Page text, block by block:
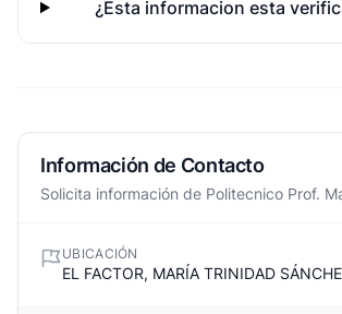
¿Esta informacion esta
Información de Contacto
Solicita información de Politecnico Prof.
UBICACIÓN
EL FACTOR, MARÍA TRINIDAD